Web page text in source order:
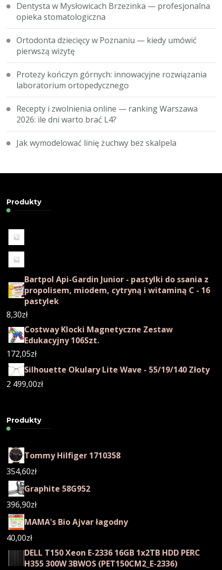
Dentysta w Mysłowicach Brzezinka — profesjonalna
opieka stomatologiczna
Ortodonta dziecięcy w Poznaniu — kiedy umówić
pierwszą wizytę
Protezy kończyn górnych: innowacyjne rozwiązania
laboratorium ortopedycznego
Recepty i zwolnienia online — ranking Warszawa
2026: ile dni warto brać L4?
Jak wymodelować linię żuchwy bez skalpela
Produkty
Bartpol Api-Gardin Junior - pastylki do ssania z
propolisem, miodem, cytryną i witaminą C - 16
pastylek
8,30zł
Costway Klocki Magnetyczne Zestaw
Edukacyjny 106Szt.
172,05zł
Silhouette Okulary Lite Wave - 55/19/140 Złoty
2 499,00zł
Produkty
Tommy Hilfiger 1710358
354,60zł
Graphite 58G952
396,90zł
MAMA's Bio Ajvar łagodny
40,00zł
DELL T150 Xeon E-2336 16GB 1x2TB HDD PERC
H355 300W 3BWOS (PET150CM2_E-2336)